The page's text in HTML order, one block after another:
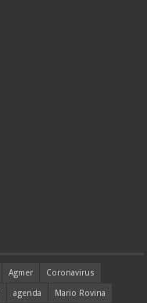
Agmer
Coronavirus
agenda
Mario Rovina